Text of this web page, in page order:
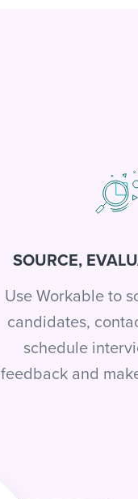
SOURCE,
Use Workable to
candidates,
schedule
feedback and